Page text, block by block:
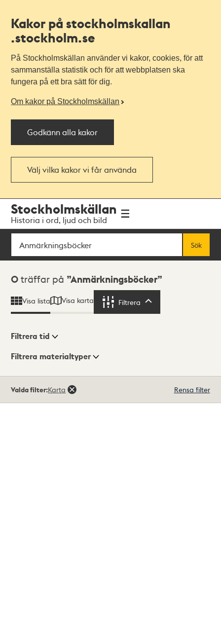
Kakor på stockholmskallan
.stockholm.se
På Stockholmskällan använder vi kakor, cookies, för att
sammanställa statistik och för att webbplatsen ska
fungera på ett bra sätt för dig.
Om kakor på Stockholmskällan
Godkänn alla kakor
Välj vilka kakor vi får använda
navigationen
huvudinnehållet
Stockholmskällan
Historia i ord, ljud och bild
Sök
Sök
Sökresultat
0 träffar på Anmärkningsböcker
Visa lista Visa karta Filtrera
Visningsläge
Filtrera tid
Filtrera materialtyper
träffar
Valda filter:Karta Rensa filter